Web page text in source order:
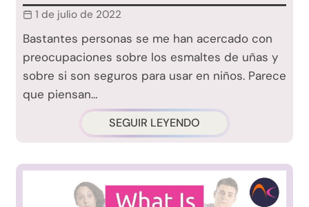
1 de julio de 2022
Bastantes personas se me han acercado con
preocupaciones sobre los esmaltes de uñas y
sobre si son seguros para usar en niños. Parece
que piensan…
SEGUIR LEYENDO